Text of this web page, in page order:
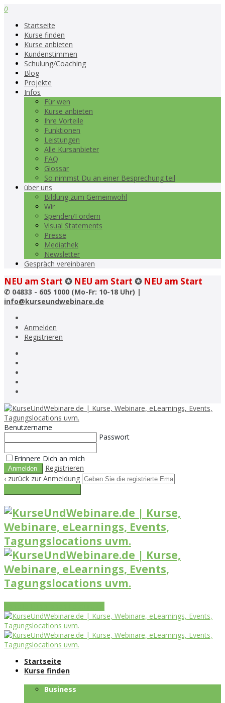
0
Startseite
Kurse finden
Kurse anbieten
Kundenstimmen
Schulung/Coaching
Blog
Projekte
Infos
Für wen
Kurse anbieten
Ihre Vorteile
Funktionen
Leistungen
Alle Kursanbieter
FAQ
Glossar
So nimmst Du an einer Besprechung teil
über uns
Bildung zum Gemeinwohl
Wir
Spenden/Fördern
Visual Statements
Presse
Mediathek
Newsletter
Gespräch vereinbaren
NEU am Start ✪ NEU am Start ✪ NEU am Start
✆ 04833 - 605 1000 (Mo-Fr: 10-18 Uhr) |
info@kurseundwebinare.de
Anmelden
Registrieren
Benutzername
Passwort
Erinnere Dich an mich
Registrieren
‹ zurück zur Anmeldung
Startseite
Kurse finden
Business